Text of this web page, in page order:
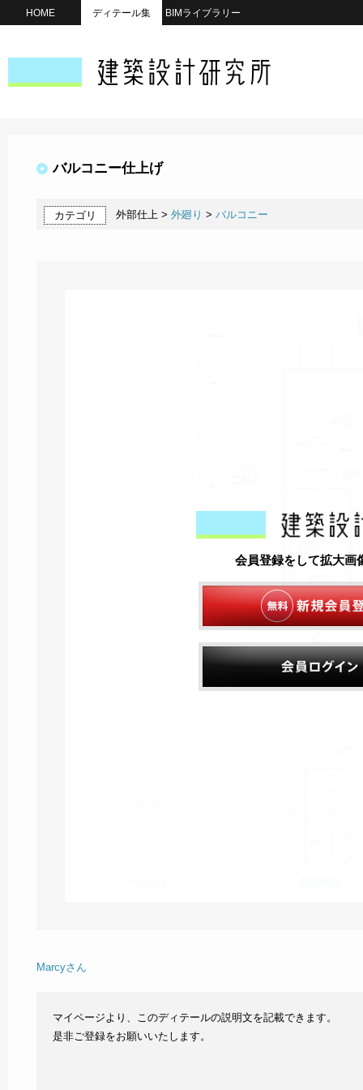
HOME ディテール集 BIMライブラリー
バルコニー仕上げ
カテゴリ 外部仕上 >外廻り >バルコニー
会員登録をして拡大画
Marcyさん
マイページより、このディテールの説明文を記載できます。
是非ご登録をお願いいたします。